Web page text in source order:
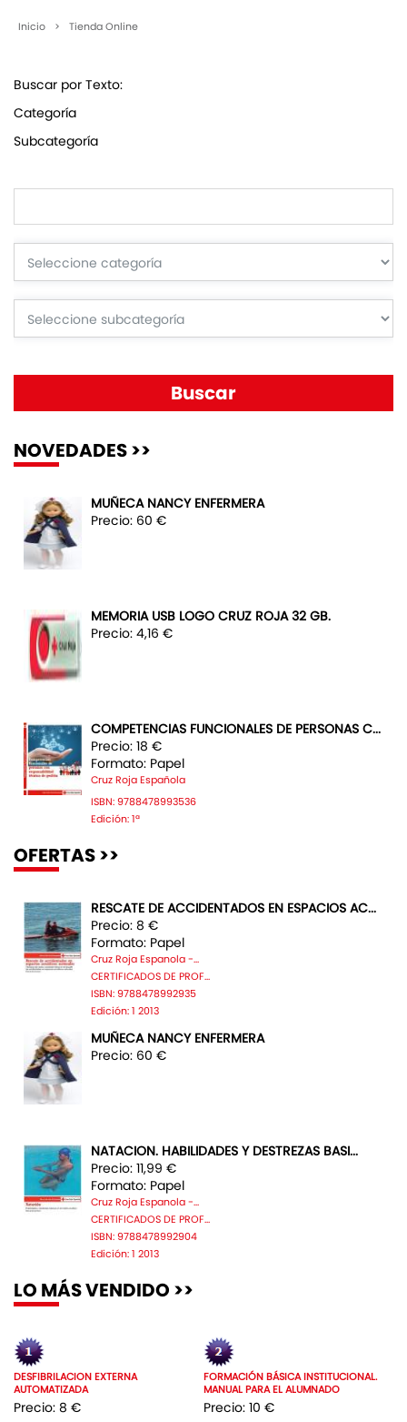
Inicio > Tienda Online
Buscar por Texto:
Categoría
Subcategoría
NOVEDADES >>
MUÑECA NANCY ENFERMERA
Precio: 60 €
MEMORIA USB LOGO CRUZ ROJA 32 GB.
Precio: 4,16 €
COMPETENCIAS FUNCIONALES DE PERSONAS C...
Precio: 18 €
Formato: Papel
Cruz Roja Española
ISBN: 9788478993536
Edición: 1ª
OFERTAS >>
RESCATE DE ACCIDENTADOS EN ESPACIOS AC...
Precio: 8 €
Formato: Papel
Cruz Roja Espanola -...
CERTIFICADOS DE PROF...
ISBN: 9788478992935
Edición: 1 2013
MUÑECA NANCY ENFERMERA
Precio: 60 €
NATACION. HABILIDADES Y DESTREZAS BASI...
Precio: 11,99 €
Formato: Papel
Cruz Roja Espanola -...
CERTIFICADOS DE PROF...
ISBN: 9788478992904
Edición: 1 2013
LO MÁS VENDIDO >>
DESFIBRILACION EXTERNA
AUTOMATIZADA
Precio: 8 €
FORMACIÓN BÁSICA INSTITUCIONAL.
MANUAL PARA EL ALUMNADO
Precio: 10 €